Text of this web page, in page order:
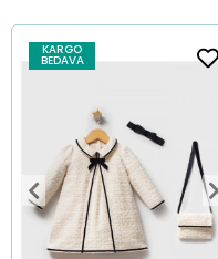
KARGO
BEDAVA